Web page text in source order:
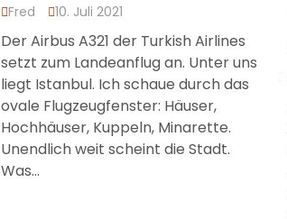
Fred 10. Juli 2021
Der Airbus A321 der Turkish Airlines
setzt zum Landeanflug an. Unter uns
liegt Istanbul. Ich schaue durch das
ovale Flugzeugfenster: Häuser,
Hochhäuser, Kuppeln, Minarette.
Unendlich weit scheint die Stadt.
Was…